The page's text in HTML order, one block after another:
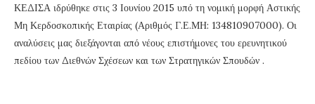
ΚΕΔΙΣΑ ιδρύθηκε στις 3 Ιουνίου 2015 υπό τη νομική μορφή Αστικής
Μη Κερδοσκοπικής Εταιρίας (Αριθμός Γ.Ε.ΜΗ: 134810907000). Οι
αναλύσεις μας διεξάγονται από νέους επιστήμονες του ερευνητικού
πεδίου των Διεθνών Σχέσεων και των Στρατηγικών Σπουδών .